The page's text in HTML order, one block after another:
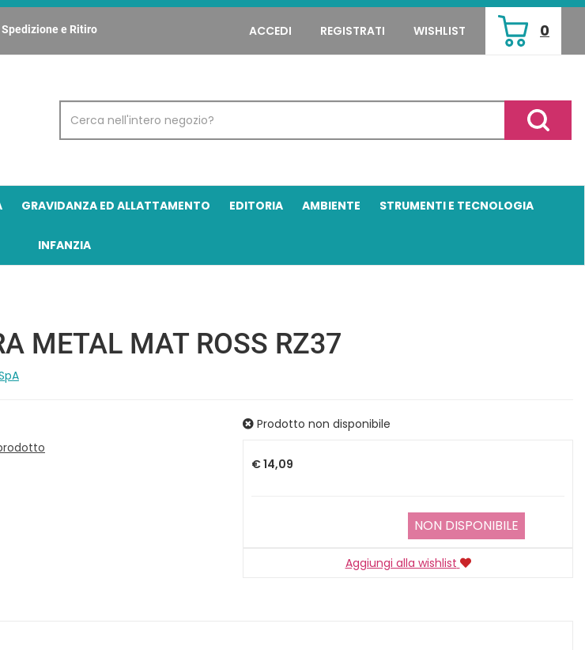
e Ritiro ACCEDI REGISTRATI WISHLIST 0
ARTICOLI
INSERITI
Prodotto
Cerca
GRAVIDANZA ED ALLATTAMENTO EDITORIA AMBIENTE STRUMENTI E TECNOLOGIA
INFANZIA
METAL MAT ROSS RZ37
Prodotto non disponibile
€ 14,09
NON DISPONIBILE
Aggiungi alla wishlist